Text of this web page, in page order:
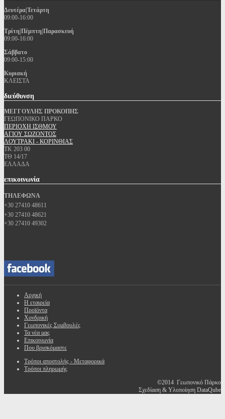
Δευτέρα|Τετάρτη
09:00-16:00
Τρίτη|Πέμπτη|Παρασκευή
09:00-16:00
Σάββατο
09:00-15:00
Κυριακή
ΚΛΕΙΣΤΑ
διεύθυνση
ΜΕΓΓΟΥΛΗΣ ΠΡΟΚΟΠΗΣ
ΓΕΩΠΟΝΙΚΟ ΠΑΡΚΟ
ΠΕΡΙΟΧΗ ΙΣΘΜΟΥ
ΑΓΙΟΥ ΣΩΖΟΝΤΟΣ
ΛΟΥΤΡΑΚΙ - ΚΟΡΙΝΘΙΑΣ
ΤΚ 203 00
ΤΘ 14/17
ΕΛΛΑΔΑ
επικοινωνία
ΤΗΛΕΦΩΝΑ
+30 27410 48611
+30 27410 48621
+30 27410 49302
Αρχική
Η εταιρεία
Προϊόντα
Χονδρική
Γεωπονικές Συμβουλές
Τα νέα μας
Επικοινωνία
Που βρισκόμαστε
Τρόποι αποστολής - Μεταφορικά
Τρόποι πληρωμής
©2014 Γεωπονικό Πάρκο
Σχεδίαση & Υλοποίηση DataQube